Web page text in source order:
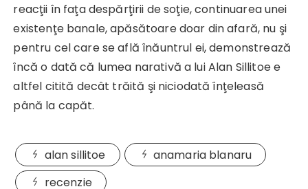
reacţii în faţa despărţirii de soţie, continuarea unei
existenţe banale, apăsătoare doar din afară, nu şi
pentru cel care se află înăuntrul ei, demonstrează
încă o dată că lumea narativă a lui Alan Sillitoe e
altfel citită decât trăită şi niciodată înţeleasă
până la capăt.
alan sillitoe
anamaria blanaru
recenzie